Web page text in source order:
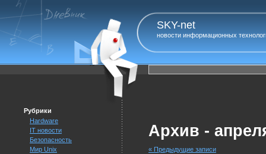
SKY-net
новости информационных
Рубрики
Hardware
IT новости
Безопасность
Мир Unix
Архив -
« Предыдущие записи